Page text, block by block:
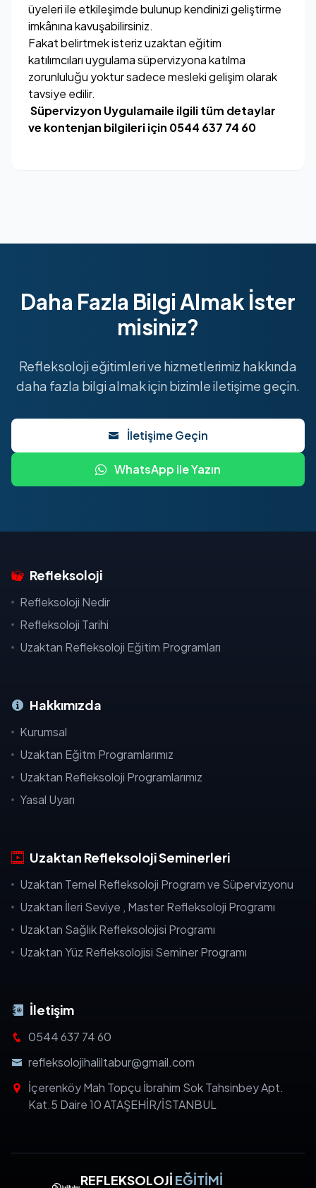
üyeleri ile etkileşimde bulunup kendinizi geliştirme
imkânına kavuşabilirsiniz.
Fakat belirtmek isteriz uzaktan eğitim
katılımcıları uygulama süpervizyona katılma
zorunluluğu yoktur sadece mesleki gelişim olarak
tavsiye edilir.
Süpervizyon Uygulamaile ilgili tüm detaylar
ve kontenjan bilgileri için 0544 637 74 60
Daha Fazla Bilgi Almak İster
misiniz?
Refleksoloji eğitimleri ve hizmetlerimiz hakkında
daha fazla bilgi almak için bizimle iletişime geçin.
İletişime Geçin
WhatsApp ile Yazın
Refleksoloji
Refleksoloji Nedir
Refleksoloji Tarihi
Uzaktan Refleksoloji Eğitim Programları
Hakkımızda
Kurumsal
Uzaktan Eğitm Programlarımız
Uzaktan Refleksoloji Programlarımız
Yasal Uyarı
Uzaktan Refleksoloji Seminerleri
Uzaktan Temel Refleksoloji Program ve Süpervizyonu
Uzaktan İleri Seviye , Master Refleksoloji Programı
Uzaktan Sağlık Refleksolojisi Programı
Uzaktan Yüz Refleksolojisi Seminer Programı
İletişim
0544 637 74 60
refleksolojihaliltabur@gmail.com
İçerenköy Mah Topçu İbrahim Sok Tahsinbey Apt.
Kat.5 Daire 10 ATAŞEHİR/İSTANBUL
REFLEKSOLOJİ EĞİTİMİ